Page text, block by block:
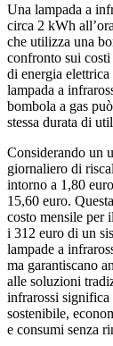
Una lampada a
circa 2 kWh
che utilizza una
confronto sui
di energia
lampada a
bombola a gas
stessa durata di
Considerando un
giornaliero di
intorno a 1,80
15,60 euro.
costo mensile per
i 312 euro di un
lampade a
ma garantiscano
alle soluzioni
infrarossi significa
sostenibile,
e consumi senza